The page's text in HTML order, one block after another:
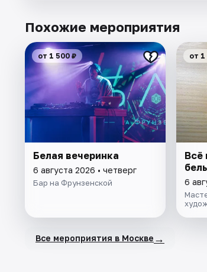
Похожие мероприятия
от 1 500 ₽
Белая вечеринка
6 августа 2026 • четверг
Бар на Фрунзенской
от 1
Всё
6
Все мероприятия в Москве →